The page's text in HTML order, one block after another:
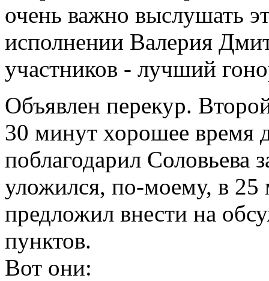
очень важно выслушать
исполнении Валерия
участников - лучший
Объявлен перекур.
30 минут хорошее время
поблагодарил Соловьева
уложился, по-моему, в 25
предложил внести на
пунктов.
Вот они: